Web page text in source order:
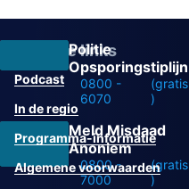
Politie
Opsporingstiplijn
0800 -
6070
(gratis
)
Meld Misdaad
Anoniem
0800 -
7000
(gratis
)
Overige links
Podcast
In de regio
Programma-informatie
Algemene voorwaarden